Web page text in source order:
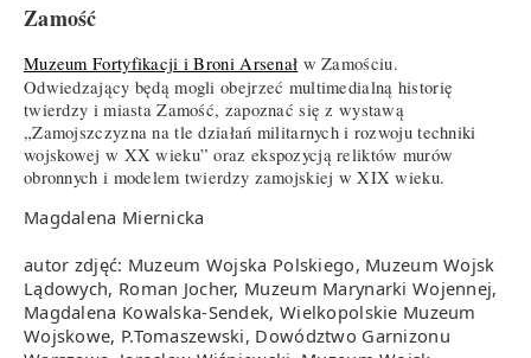
Zamość
Muzeum Fortyfikacji i Broni Arsenał w Zamościu.
Odwiedzający będą mogli obejrzeć multimedialną historię
twierdzy i miasta Zamość, zapoznać się z wystawą
„Zamojszczyzna na tle działań militarnych i rozwoju techniki
wojskowej w XX wieku” oraz ekspozycją reliktów murów
obronnych i modelem twierdzy zamojskiej w XIX wieku.
Magdalena Miernicka
autor zdjęć: Muzeum Wojska Polskiego, Muzeum Wojsk
Lądowych, Roman Jocher, Muzeum Marynarki Wojennej,
Magdalena Kowalska-Sendek, Wielkopolskie Muzeum
Wojskowe, P.Tomaszewski, Dowództwo Garnizonu